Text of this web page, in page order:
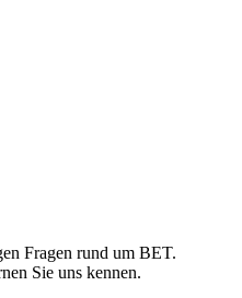
Fragen rund um BET.
Sie uns kennen.